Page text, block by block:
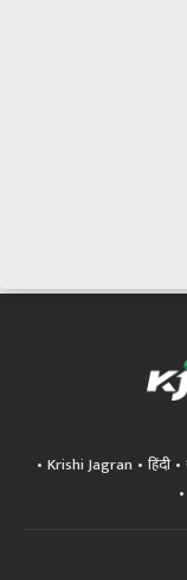
Krishi Jagran हिंदी